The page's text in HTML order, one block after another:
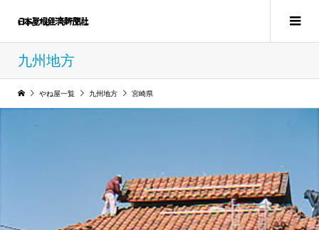
九州地方
やね屋一覧 九州地方 宮崎県